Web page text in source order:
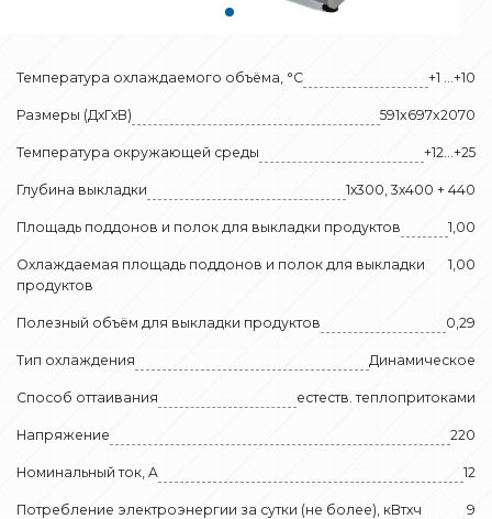
Температура охлаждаемого объёма, °C +1 …+10
Размеры (ДхГхВ) 591x697x2070
Температура окружающей среды +12…+25
Глубина выкладки 1х300, 3х400 + 440
Площадь поддонов и полок для выкладки продуктов 1,00
Охлаждаемая площадь поддонов и полок для выкладки
продуктов
1,00
Полезный объём для выкладки продуктов 0,29
Тип охлаждения Динамическое
Способ оттаивания естеств. теплопритоками
Напряжение 220
Номинальный ток, A 12
Потребление электроэнергии за сутки (не более), кВтхч 9